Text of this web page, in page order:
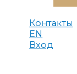
Контакты
EN
Вход